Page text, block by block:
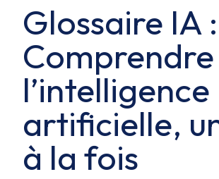
Glossaire IA :
Comprendre
l’intelligence
artificielle,
à la fois